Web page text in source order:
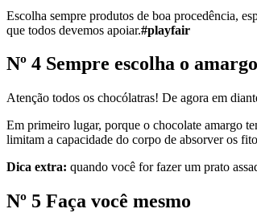
Escolha sempre produtos de boa procedência,
que todos devemos apoiar.#playfair
Nº 4 Sempre escolha o amargo
Atenção todos os chocólatras! De agora em
Em primeiro lugar, porque o chocolate amargo
limitam a capacidade do corpo de absorver os
Dica extra: quando você for fazer um prato
Nº 5 Faça você mesmo